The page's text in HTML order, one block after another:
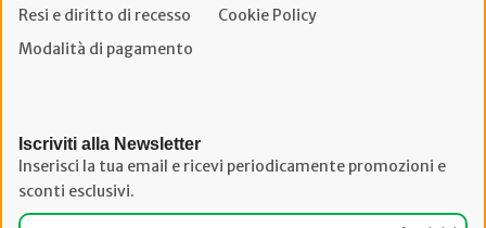
Resi e diritto di recesso
Cookie Policy
Modalità di pagamento
Iscriviti alla Newsletter
Inserisci la tua email e ricevi periodicamente promozioni e
sconti esclusivi.